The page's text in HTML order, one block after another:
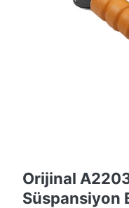
Orijinal
Süspansiyon